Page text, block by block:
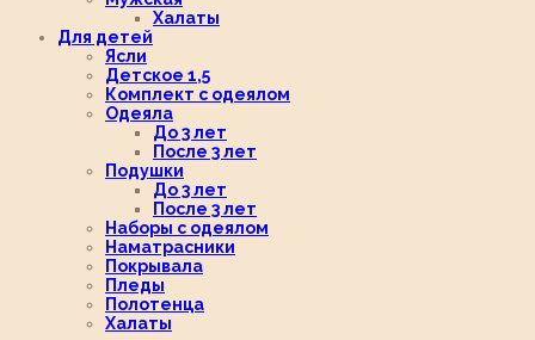
Халаты
Для детей
Ясли
Детское 1,5
Комплект с одеялом
Одеяла
До 3 лет
После 3 лет
Подушки
До 3 лет
После 3 лет
Наборы с одеялом
Наматрасники
Покрывала
Пледы
Полотенца
Халаты